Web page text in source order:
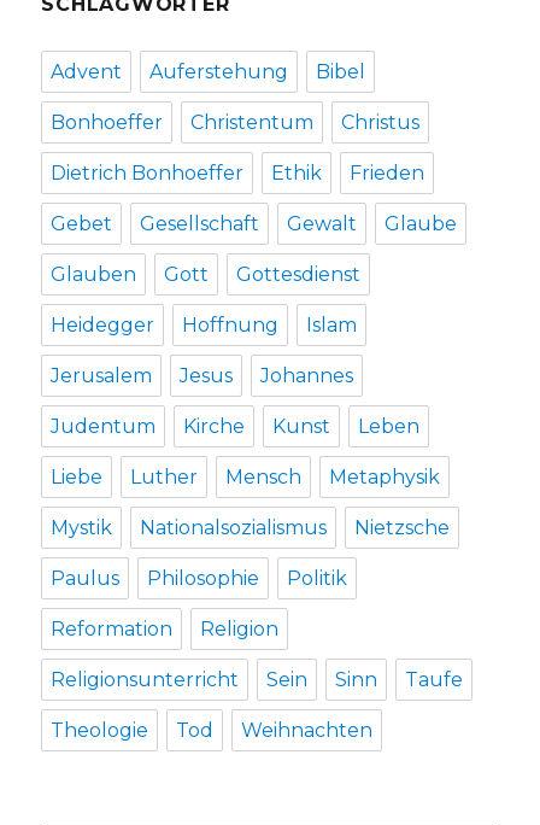
Advent Auferstehung Bibel
Bonhoeffer Christentum Christus
Dietrich Bonhoeffer Ethik Frieden
Gebet Gesellschaft Gewalt Glaube
Glauben Gott Gottesdienst
Heidegger Hoffnung Islam
Jerusalem Jesus Johannes
Judentum Kirche Kunst Leben
Liebe Luther Mensch Metaphysik
Mystik Nationalsozialismus Nietzsche
Paulus Philosophie Politik
Reformation Religion
Religionsunterricht Sein Sinn Taufe
Theologie Tod Weihnachten